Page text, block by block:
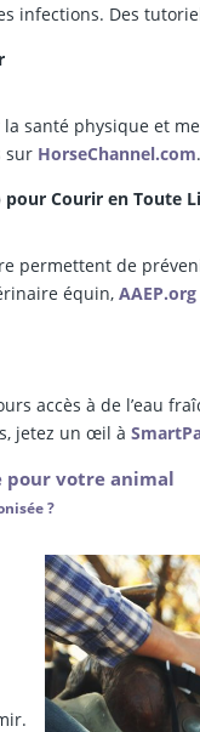
infections. Des
santé physique et
sur HorseChannel.com.
pour Courir en Toute
permettent de
équin,AAEP.org
accès à de l’eau
jetez un œil à
pour votre animal
?